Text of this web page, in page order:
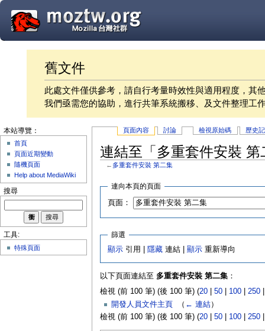
舊文件
此處文件僅供參考，請自行考量時效性與適用程度，其
我們亟需您的協助，進行共筆系統搬移、及文件整理工
頁面內容 討論 檢視原始碼 歷史
連結至「多重套件安裝 第
← 多重套件安裝 第二集
連向本頁的頁面
頁面：
篩選
顯示 引用 | 隱藏 連結 |顯示 重新導向
以下頁面連結至 多重套件安裝 第二集：
檢視 (前 100 筆) (後 100 筆) (20| 50| 100| 250
開發人員文件主頁
（ ← 連結）
檢視 (前 100 筆) (後 100 筆) (20| 50| 100| 250
本站導覽：
首頁
頁面近期變動
隨機頁面
Help about MediaWiki
搜尋
工具:
特殊頁面